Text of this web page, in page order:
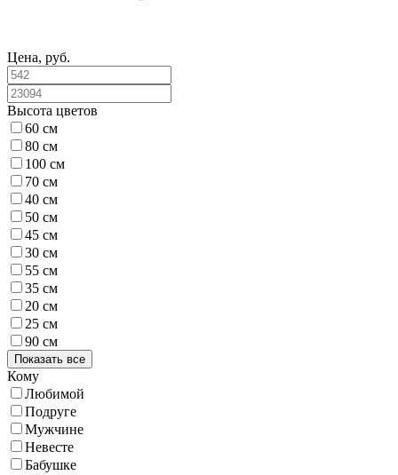
Цена, руб.
Высота цветов
60 см
80 см
100 см
70 см
40 см
50 см
45 см
30 см
55 см
35 см
20 см
25 см
90 см
Показать все
Кому
Любимой
Подруге
Мужчине
Невесте
Бабушке